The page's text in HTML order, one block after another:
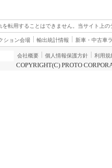
転用することはできません。当サイト上
ション会場 輸出統計情報 新車・中古車
会社概要 個人情報保護方針 利用規
COPYRIGHT(C) PROTO